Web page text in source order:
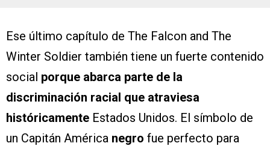
Ese último capítulo de The Falcon and The
Winter Soldier también tiene un fuerte contenido
social porque abarca parte de la
discriminación racial que atraviesa
históricamente Estados Unidos. El símbolo de
un Capitán América negro fue perfecto para